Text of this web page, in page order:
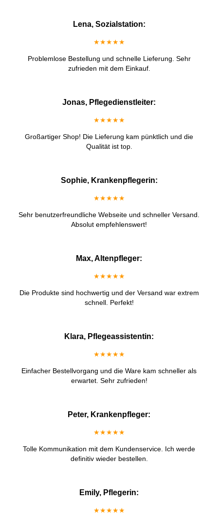
Lena, Sozialstation:
★★★★★
Problemlose Bestellung und schnelle Lieferung. Sehr
zufrieden mit dem Einkauf.
Jonas, Pflegedienstleiter:
★★★★★
Großartiger Shop! Die Lieferung kam pünktlich und die
Qualität ist top.
Sophie, Krankenpflegerin:
★★★★★
Sehr benutzerfreundliche Webseite und schneller Versand.
Absolut empfehlenswert!
Max, Altenpfleger:
★★★★★
Die Produkte sind hochwertig und der Versand war extrem
schnell. Perfekt!
Klara, Pflegeassistentin:
★★★★★
Einfacher Bestellvorgang und die Ware kam schneller als
erwartet. Sehr zufrieden!
Peter, Krankenpfleger:
★★★★★
Tolle Kommunikation mit dem Kundenservice. Ich werde
definitiv wieder bestellen.
Emily, Pflegerin:
★★★★★